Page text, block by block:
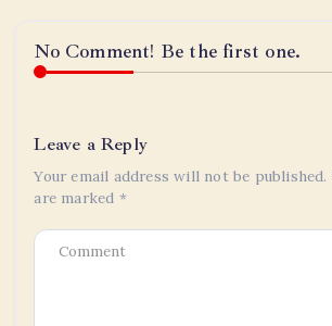
No Comment! Be the first one.
Leave a Reply
Your email address will not be published.
are marked *